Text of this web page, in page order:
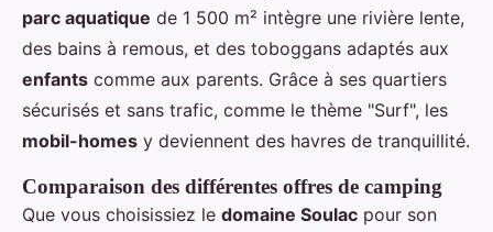
parc aquatique de 1 500 m² intègre une rivière lente,
des bains à remous, et des toboggans adaptés aux
enfants comme aux parents. Grâce à ses quartiers
sécurisés et sans trafic, comme le thème "Surf", les
mobil-homes y deviennent des havres de tranquillité.
Comparaison des différentes offres de camping
Que vous choisissiez le domaine Soulac pour son